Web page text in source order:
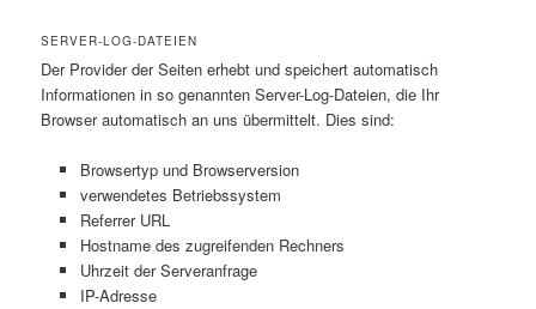
SERVER-LOG-DATEIEN
Der Provider der Seiten erhebt und speichert automatisch
Informationen in so genannten Server-Log-Dateien, die Ihr
Browser automatisch an uns übermittelt. Dies sind:
Browsertyp und Browserversion
verwendetes Betriebssystem
Referrer URL
Hostname des zugreifenden Rechners
Uhrzeit der Serveranfrage
IP-Adresse